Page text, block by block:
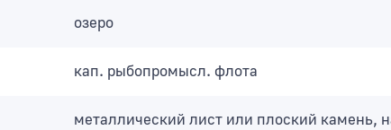
озеро
кап. рыбопромысл. флота
металлический лист или плоский камень,